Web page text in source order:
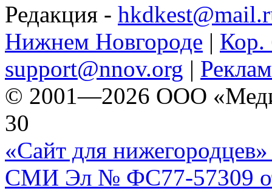
Редакция -
Нижнем Новгороде | Кор.
support@nnov.org |
© 2001—2026 ООО
30
«Сайт для нижегородцев»
СМИ Эл № ФС77-57309